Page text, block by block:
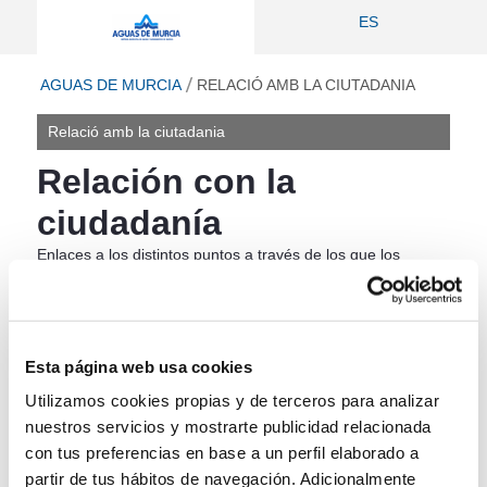
Esta página web usa cookies
Utilizamos cookies propias y de terceros para analizar
nuestros servicios y mostrarte publicidad relacionada
con tus preferencias en base a un perfil elaborado a
partir de tus hábitos de navegación. Adicionalmente
Relació amb la ciutadania - Aguas de
ES
AGUAS DE MURCIA RELACIÓ AMB LA CIUTADANIA
Relació amb la ciutadania
Relación con la
ciudadanía
Enlaces a los distintos puntos a través de los que los
ciudadanos puede entrar en relación con la Sociedad, tanto
para la obtención de información como para la realización
de trámites on-line.